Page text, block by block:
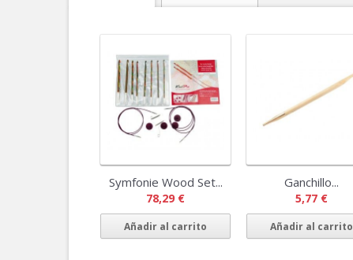
Symfonie Wood Set...
78,29 €
Añadir al carrito
Ganchillo...
5,77 €
Añadir al carrito